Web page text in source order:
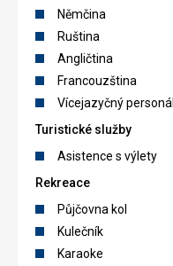
Němčina
Ruština
Angličtina
Francouzština
Vícejazyčný personál
Turistické služby
Asistence s výlety
Rekreace
Půjčovna kol
Kulečník
Karaoke